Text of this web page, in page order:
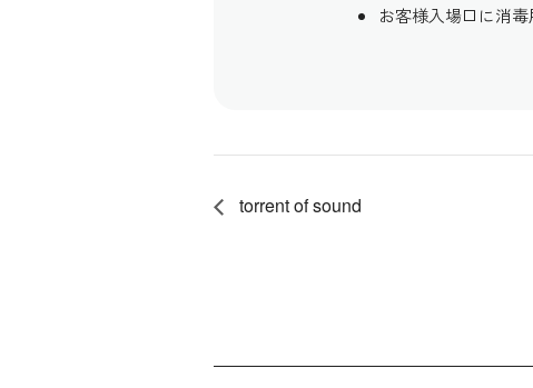
お客様入場口に消
torrent of sound